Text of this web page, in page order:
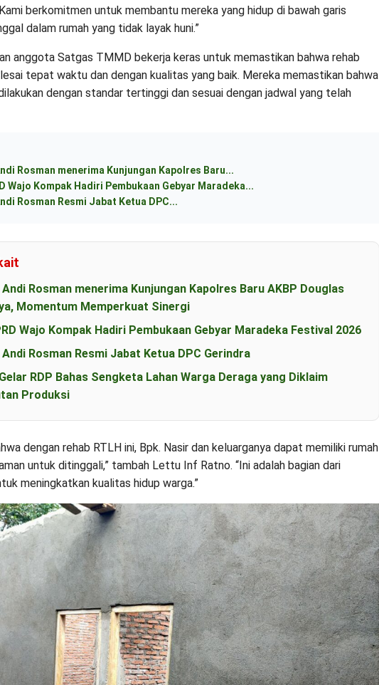
berkomitmen untuk membantu mereka yang hidup di bawah garis
dalam rumah yang tidak layak huni.”
anggota Satgas TMMD bekerja keras untuk memastikan bahwa rehab
tepat waktu dan dengan kualitas yang baik. Mereka memastikan bahwa
dengan standar tertinggi dan sesuai dengan jadwal yang telah
Rosman menerima Kunjungan Kapolres Baru...
Wajo Kompak Hadiri Pembukaan Gebyar Maradeka...
Rosman Resmi Jabat Ketua DPC...
Rosman menerima Kunjungan Kapolres Baru AKBP Douglas
Momentum Memperkuat Sinergi
Wajo Kompak Hadiri Pembukaan Gebyar Maradeka Festival 2026
Rosman Resmi Jabat Ketua DPC Gerindra
RDP Bahas Sengketa Lahan Warga Deraga yang Diklaim
Produksi
dengan rehab RTLH ini, Bpk. Nasir dan keluarganya dapat memiliki rumah
untuk ditinggali,” tambah Lettu Inf Ratno. “Ini adalah bagian dari
meningkatkan kualitas hidup warga.”